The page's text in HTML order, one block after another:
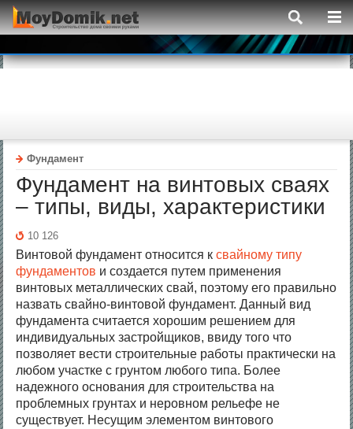
Фундамент
Фундамент на винтовых сваях
– типы, виды, характеристики
10 126
Винтовой фундамент относится к свайному типу
фундаментов и создается путем применения
винтовых металлических свай, поэтому его правильно
назвать свайно-винтовой фундамент. Данный вид
фундамента считается хорошим решением для
индивидуальных застройщиков, ввиду того что
позволяет вести строительные работы практически на
любом участке с грунтом любого типа. Более
надежного основания для строительства на
проблемных грунтах и неровном рельефе не
существует. Несущим элементом винтового